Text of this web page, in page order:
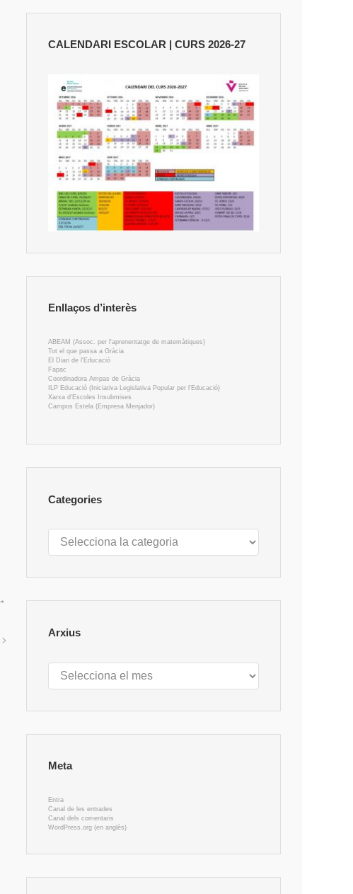
CALENDARI ESCOLAR | CURS 2026-27
Enllaços d’interès
ABEAM (Assoc. per l'aprenentatge de matemàtiques)
Tot el que passa a Gràcia
El Diari de l'Educació
Fapac
Coordinadora Ampas de Gràcia
ILP Educació (Iniciativa Legislativa Popular per l'Educació)
Xarxa d'Escoles Insubmises
Campos Estela (Empresa Menjador)
Categories
Categories
Arxius
Arxius
Meta
Entra
Canal de les entrades
Canal dels comentaris
WordPress.org (en anglès)